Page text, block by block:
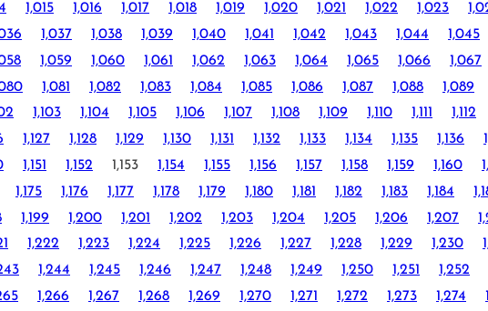
1,015 1,016 1,017 1,018 1,019 1,020 1,021 1,022 1,023
1,037 1,038 1,039 1,040 1,041 1,042 1,043 1,044 1,045
1,059 1,060 1,061 1,062 1,063 1,064 1,065 1,066 1,067
1,081 1,082 1,083 1,084 1,085 1,086 1,087 1,088 1,089
1,103 1,104 1,105 1,106 1,107 1,108 1,109 1,110 1,111 1,112
1,127 1,128 1,129 1,130 1,131 1,132 1,133 1,134 1,135 1,136
1,151 1,152 1,153 1,154 1,155 1,156 1,157 1,158 1,159 1,160
1,175 1,176 1,177 1,178 1,179 1,180 1,181 1,182 1,183 1,184
1,199 1,200 1,201 1,202 1,203 1,204 1,205 1,206 1,207
1,222 1,223 1,224 1,225 1,226 1,227 1,228 1,229 1,230
1,244 1,245 1,246 1,247 1,248 1,249 1,250 1,251 1,252
1,266 1,267 1,268 1,269 1,270 1,271 1,272 1,273 1,274